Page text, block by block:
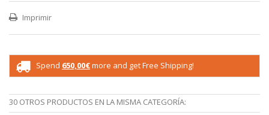
Imprimir
Spend 650,00€more and get Free Shipping!
30 OTROS PRODUCTOS EN LA MISMA CATEGORÍA: